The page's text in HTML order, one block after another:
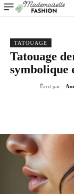
TATOUAGE
Tatouage
symbolique
Écrit par :